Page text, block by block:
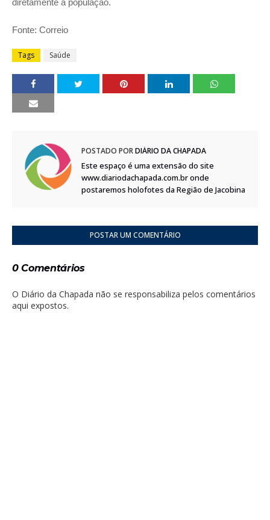
diretamente à população.
Fonte: Correio
Tags Saúde
POSTADO PORDIÁRIO DA CHAPADA
Este espaço é uma extensão do site
www.diariodachapada.com.br onde
postaremos holofotes da Região de Jacobina
POSTAR UM COMENTÁRIO
0 Comentários
O Diário da Chapada não se responsabiliza pelos comentários
aqui expostos.